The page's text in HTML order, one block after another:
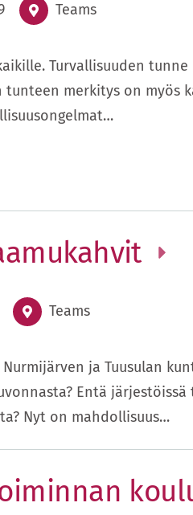
Teams
Turvallisuuden
merkitys on myös
Teams
ja Tuusulan
Entä järjestöissä
Nyt on mahdollisuus…